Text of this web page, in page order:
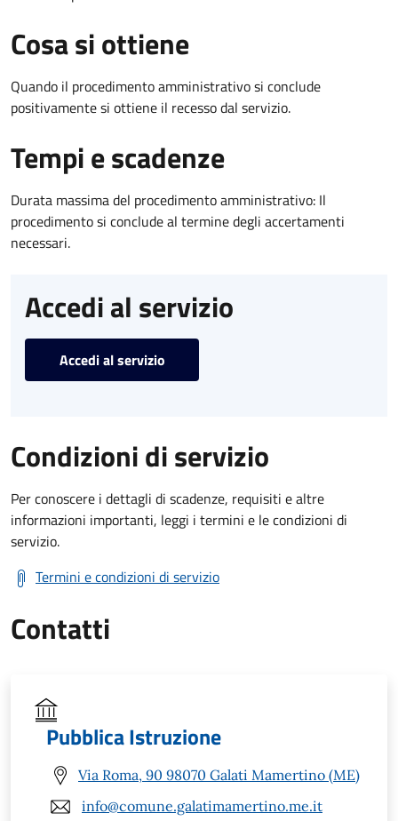
Cosa si ottiene
Quando il procedimento amministrativo si conclude
positivamente si ottiene il recesso dal servizio.
Tempi e scadenze
Durata massima del procedimento amministrativo: Il
procedimento si conclude al termine degli accertamenti
necessari.
Accedi al servizio
Accedi al servizio
Condizioni di servizio
Per conoscere i dettagli di scadenze, requisiti e altre
informazioni importanti, leggi i termini e le condizioni di
servizio.
Termini e condizioni di servizio
Contatti
Pubblica Istruzione
Via Roma, 90 98070 Galati Mamertino (ME)
info@comune.galatimamertino.me.it